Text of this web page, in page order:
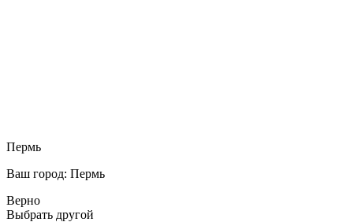
Пермь
Ваш город: Пермь
Верно
Выбрать другой